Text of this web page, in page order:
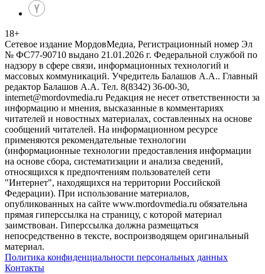
18+
Сетевое издание МордовМедиа, Регистрационный номер Эл
№ ФС77-90710 выдано 21.01.2026 г. Федеральной службой по
надзору в сфере связи, информационных технологий и
массовых коммуникаций. Учредитель Балашов А.А.. Главный
редактор Балашов А.А. Тел. 8(8342) 36-00-30,
internet@mordovmedia.ru Редакция не несет ответственности за
информацию и мнения, высказанные в комментариях
читателей и новостных материалах, составленных на основе
сообщений читателей. На информационном ресурсе
применяются рекомендательные технологии
(информационные технологии предоставления информации
на основе сбора, систематизации и анализа сведений,
относящихся к предпочтениям пользователей сети
"Интернет", находящихся на территории Российской
Федерации). При использование материалов,
опубликованных на сайте www.mordovmedia.ru обязательна
прямая гиперссылка на страницу, с которой материал
заимствован. Гиперссылка должна размещаться
непосредственно в тексте, воспроизводящем оригинальный
материал.
Политика конфиденциальности персональных данных
Контакты